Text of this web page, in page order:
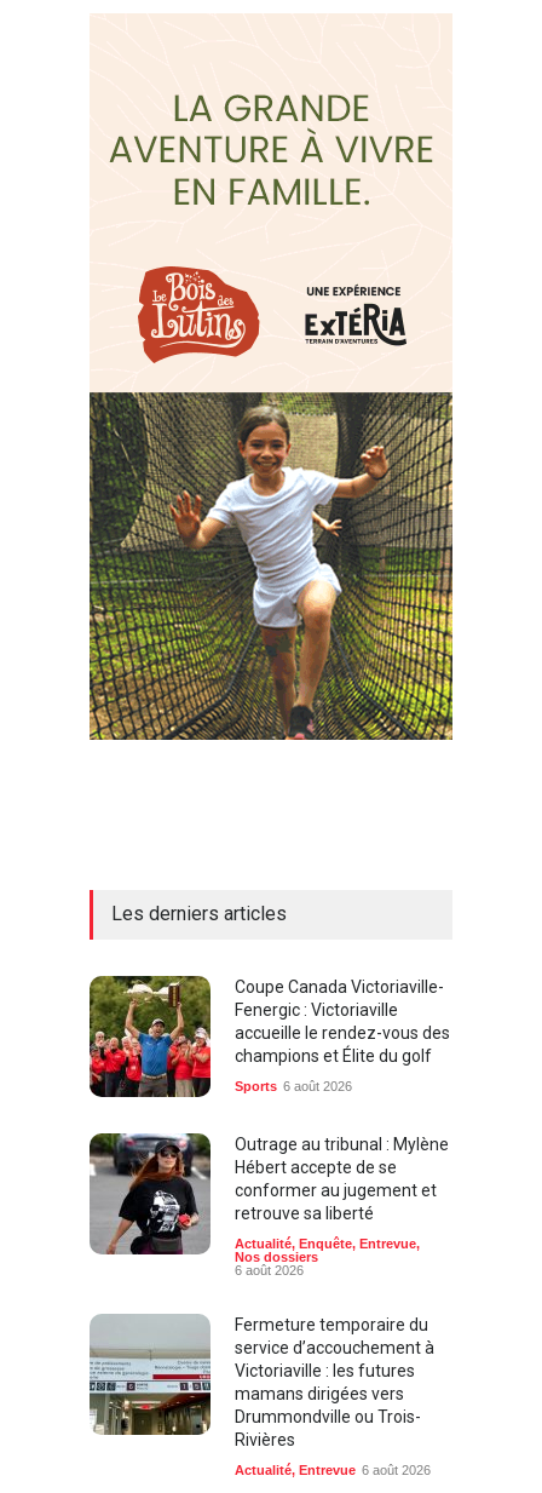
Les derniers articles
Coupe Canada Victoriaville-
Fenergic : Victoriaville
accueille le rendez-vous des
champions et Élite du golf
6 août 2026
Outrage au tribunal : Mylène
Hébert accepte de se
conformer au jugement et
retrouve sa liberté
Actualité Enquête
Nos dossiers
6 août 2026
Fermeture temporaire du
service d’accouchement à
Victoriaville : les futures
mamans dirigées vers
Drummondville ou Trois-
Rivières
Actualité 6 août 2026